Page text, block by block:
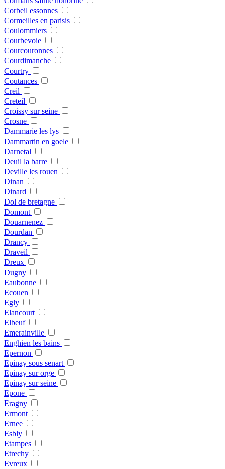
Corbeil essonnes
Cormeilles en parisis
Coulommiers
Courbevoie
Courcouronnes
Courdimanche
Courtry
Coutances
Creil
Creteil
Croissy sur seine
Crosne
Dammarie les lys
Dammartin en goele
Darnetal
Deuil la barre
Deville les rouen
Dinan
Dinard
Dol de bretagne
Domont
Douarnenez
Dourdan
Drancy
Draveil
Dreux
Dugny
Eaubonne
Ecouen
Egly
Elancourt
Elbeuf
Emerainville
Enghien les bains
Epernon
Epinay sous senart
Epinay sur orge
Epinay sur seine
Epone
Eragny
Ermont
Ernee
Esbly
Etampes
Etrechy
Evreux